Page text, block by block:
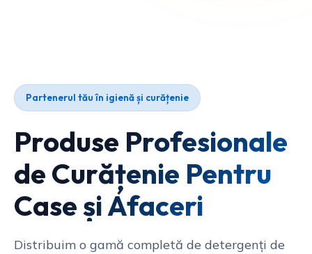
Partenerul tău în igienă și curățenie
Produse Profesionale
de Curățenie Pentru
Case și Afaceri
Distribuim o gamă completă de detergenți de